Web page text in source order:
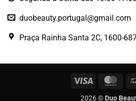
duobeauty.portugal@gmail.com
Praça Rainha Santa 2C, 1600-
Visa
2026 © Duo